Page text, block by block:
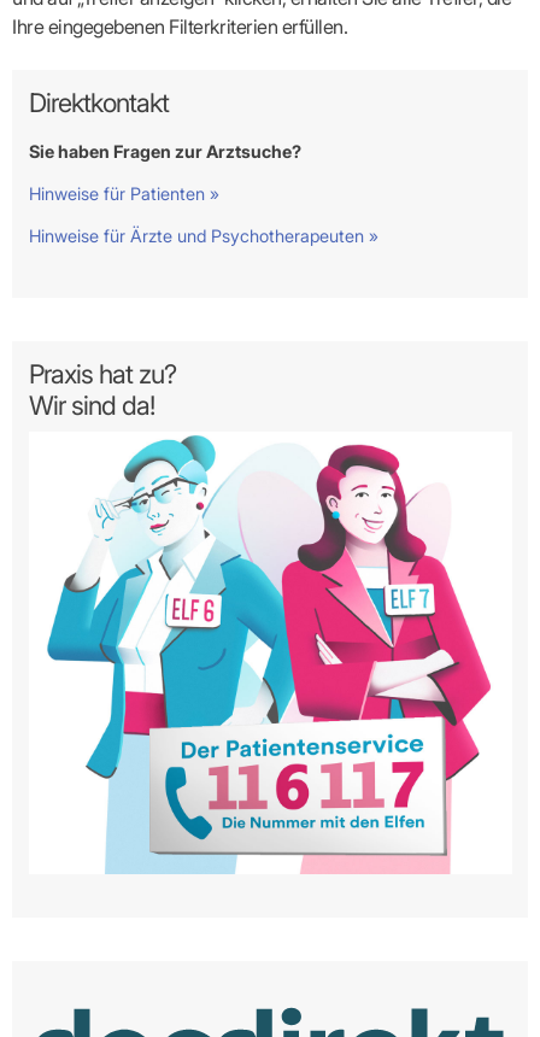
Ihre eingegebenen Filterkriterien erfüllen.
Direktkontakt
Sie haben Fragen zur Arztsuche?
Hinweise für Patienten »
Hinweise für Ärzte und Psychotherapeuten »
Praxis hat zu?
Wir sind da!